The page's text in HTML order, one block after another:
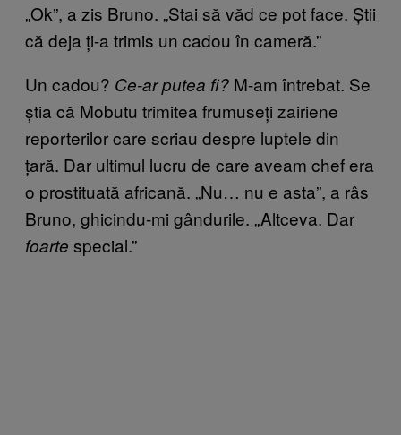
„Ok”, a zis Bruno. „Stai să văd ce pot face. Știi
că deja ți-a trimis un cadou în cameră.”
Un cadou? Ce-ar putea fi? M-am întrebat. Se
știa că Mobutu trimitea frumuseți zairiene
reporterilor care scriau despre luptele din
țară. Dar ultimul lucru de care aveam chef era
o prostituată africană. „Nu… nu e asta”, a râs
Bruno, ghicindu-mi gândurile. „Altceva. Dar
foarte special.”